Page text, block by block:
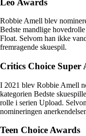
Robbie Amell blev
Bedste mandlige
Float. Selvom han ikke
fremragende skuespil.
Critics Choice Super
I 2021 blev Robbie Amell
kategorien Bedste
rolle i serien Upload.
nomineringen
Teen Choice Awards